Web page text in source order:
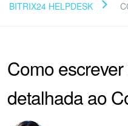
Novo
BITRIX24 HELPDESK
Como
detalhada ao